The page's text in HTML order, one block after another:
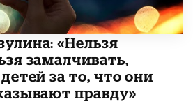
«Нельзя
замалчивать,
за то, что они
правду»